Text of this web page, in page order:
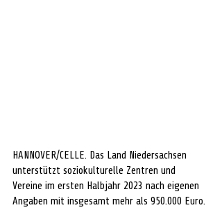
HANNOVER/CELLE. Das Land Niedersachsen
unterstützt soziokulturelle Zentren und
Vereine im ersten Halbjahr 2023 nach eigenen
Angaben mit insgesamt mehr als 950.000 Euro.